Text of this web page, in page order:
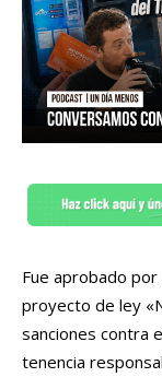
Fue aprobado
proyecto de ley
sanciones contra
tenencia